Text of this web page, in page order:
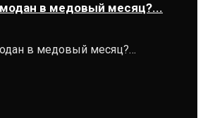
в медовый месяц?...
в медовый месяц?…